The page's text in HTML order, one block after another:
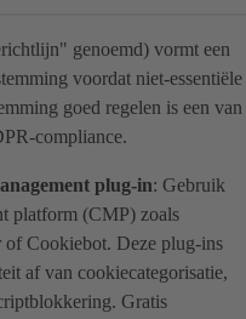
genoemd) vormt een
voordat niet-essentiële
goed regelen is een van
compliance.
plug-in: Gebruik
platform (CMP) zoals
Cookiebot. Deze plug-ins
af van cookiecategorisatie,
Gratis